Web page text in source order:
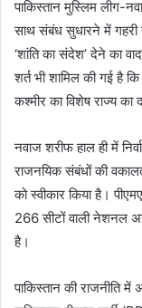
पाकिस्तान मुस्लिम लीग-
साथ संबंध सुधारने में गहरी
‘शांति का संदेश’ देने का
शर्त भी शामिल की गई है
कश्मीर का विशेष राज्य
नवाज शरीफ हाल ही में
राजनयिक संबंधों की
को स्वीकार किया है।
266 सीटों वाली नेशनल
है।
पाकिस्तान की राजनीति